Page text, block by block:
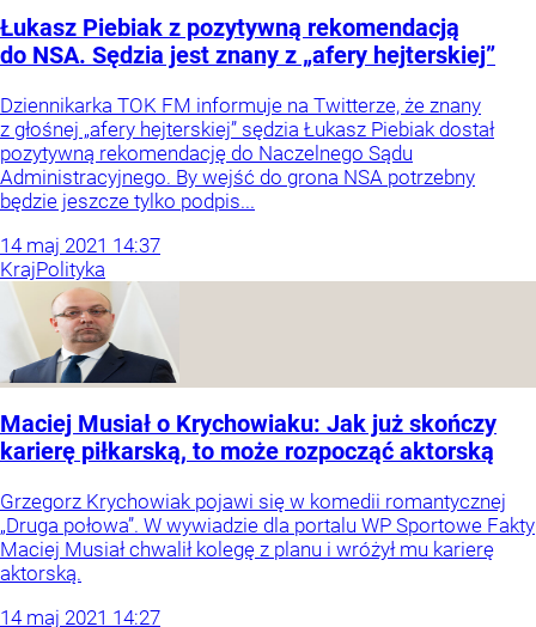
Łukasz Piebiak z pozytywną rekomendacją
do NSA. Sędzia jest znany z „afery hejterskiej”
Dziennikarka TOK FM informuje na Twitterze, że znany
z głośnej „afery hejterskiej” sędzia Łukasz Piebiak dostał
pozytywną rekomendację do Naczelnego Sądu
Administracyjnego. By wejść do grona NSA potrzebny
będzie jeszcze tylko podpis...
14 maj 2021 14:37
KrajPolityka
Maciej Musiał o Krychowiaku: Jak już skończy
karierę piłkarską, to może rozpocząć aktorską
Grzegorz Krychowiak pojawi się w komedii romantycznej
„Druga połowa”. W wywiadzie dla portalu WP Sportowe Fakty
Maciej Musiał chwalił kolegę z planu i wróżył mu karierę
aktorską.
14 maj 2021 14:27